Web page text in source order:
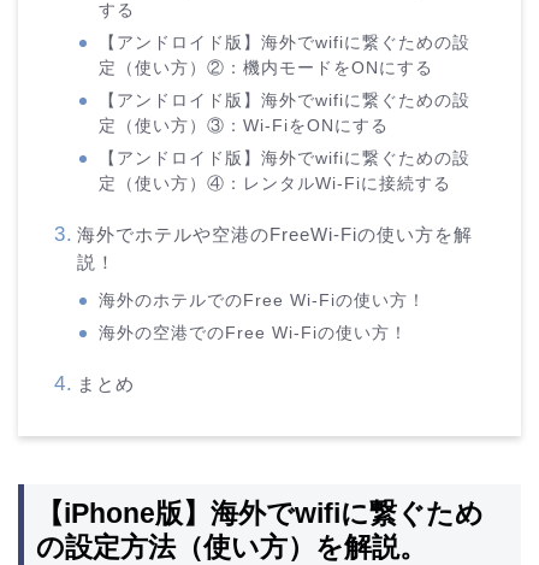
する
【アンドロイド版】海外でwifiに繋ぐための設
定（使い方）②：機内モードをONにする
【アンドロイド版】海外でwifiに繋ぐための設
定（使い方）③：Wi-FiをONにする
【アンドロイド版】海外でwifiに繋ぐための設
定（使い方）④：レンタルWi-Fiに接続する
海外でホテルや空港のFreeWi-Fiの使い方を解
説！
海外のホテルでのFree Wi-Fiの使い方！
海外の空港でのFree Wi-Fiの使い方！
まとめ
【iPhone版】海外でwifiに繋ぐため
の設定方法（使い方）を解説。